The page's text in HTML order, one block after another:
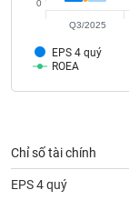
EPS 4 quý
ROEA
0
Q3/2025
Chỉ số tài chính
EPS 4 quý
chính